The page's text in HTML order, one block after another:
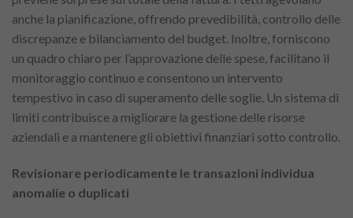
anche la pianificazione, offrendo prevedibilità, controllo delle
discrepanze e bilanciamento del budget. Inoltre, forniscono
un quadro chiaro per l’approvazione delle spese, facilitano il
monitoraggio continuo e consentono un intervento
tempestivo in caso di superamento delle soglie. Un sistema di
limiti contribuisce a migliorare la gestione delle risorse
aziendali e a mantenere gli obiettivi finanziari sotto controllo.
Revisionare periodicamente le transazioni individua
anomalie o duplicati